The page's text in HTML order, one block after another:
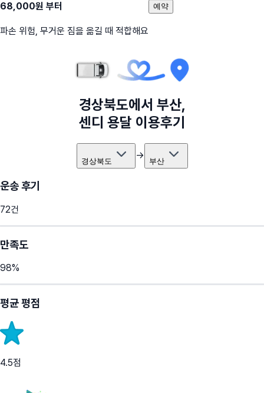
68,000원 부터
파손 위험, 무거운 짐을 옮길 때 적합해요
예약
경상북도에서 부산,
센디 용달 이용후기
경상북도 → 부산
운송 후기
72건
만족도
98%
평균 평점
4.5점